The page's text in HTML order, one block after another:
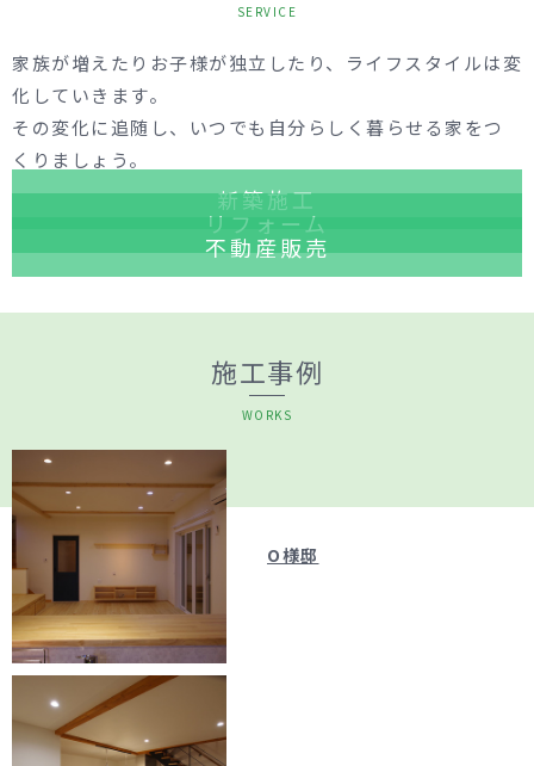
SERVICE
家族が増えたりお子様が独立したり、ライフスタイルは変
化していきます。
その変化に追随し、いつでも自分らしく暮らせる家をつ
くりましょう。
新築施工
リフォーム
不動産販売
施工事例
WORKS
O様邸